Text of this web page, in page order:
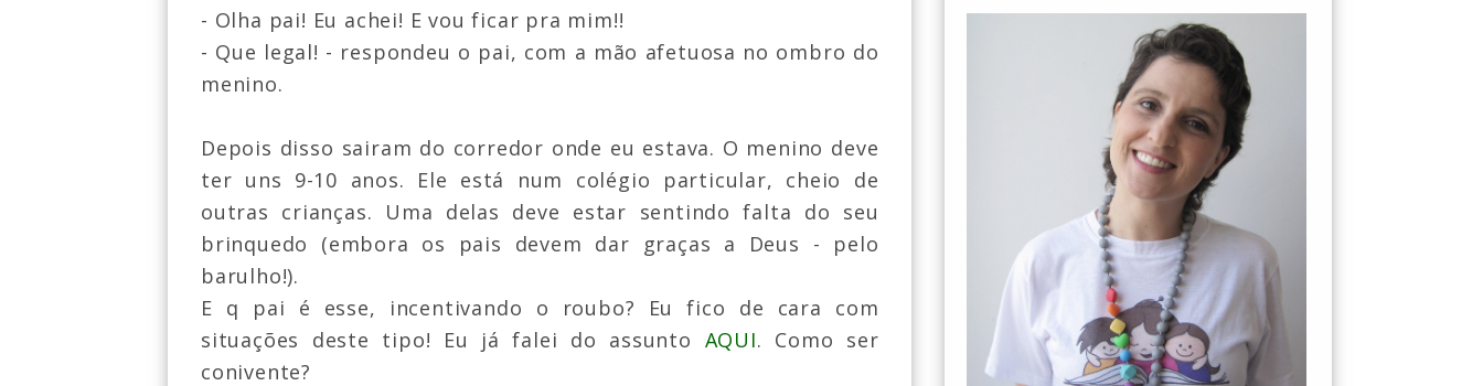
- Olha pai! Eu achei! E vou ficar pra mim!!
- Que legal! - respondeu o pai, com a mão afetuosa no ombro do
menino.
Depois disso sairam do corredor onde eu estava. O menino deve
ter uns 9-10 anos. Ele está num colégio particular, cheio de
outras crianças. Uma delas deve estar sentindo falta do seu
brinquedo (embora os pais devem dar graças a Deus - pelo
barulho!).
E q pai é esse, incentivando o roubo? Eu fico de cara com
situações deste tipo! Eu já falei do assunto AQUI. Como ser
conivente?